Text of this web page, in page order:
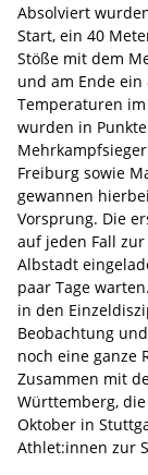
Absolviert
Start, ein 40
Stöße mit dem
und am Ende
Temperaturen
wurden in
Freiburg sowie
gewannen
Vorsprung. Die
auf jeden Fall
Albstadt
paar Tage
in den
Beobachtung
noch eine ganze
Zusammen mit
Württemberg,
Oktober in
Athlet:innen zur